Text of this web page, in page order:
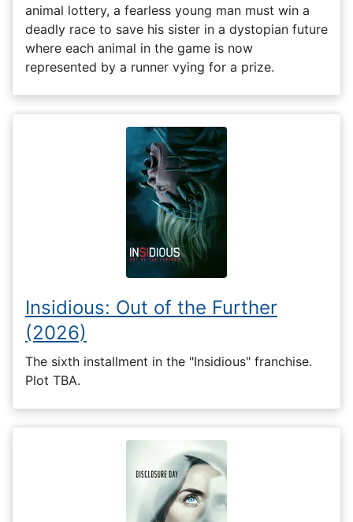
animal lottery, a fearless young man must win a
deadly race to save his sister in a dystopian future
where each animal in the game is now
represented by a runner vying for a prize.
Insidious: Out of the Further
(2026)
The sixth installment in the "Insidious" franchise.
Plot TBA.